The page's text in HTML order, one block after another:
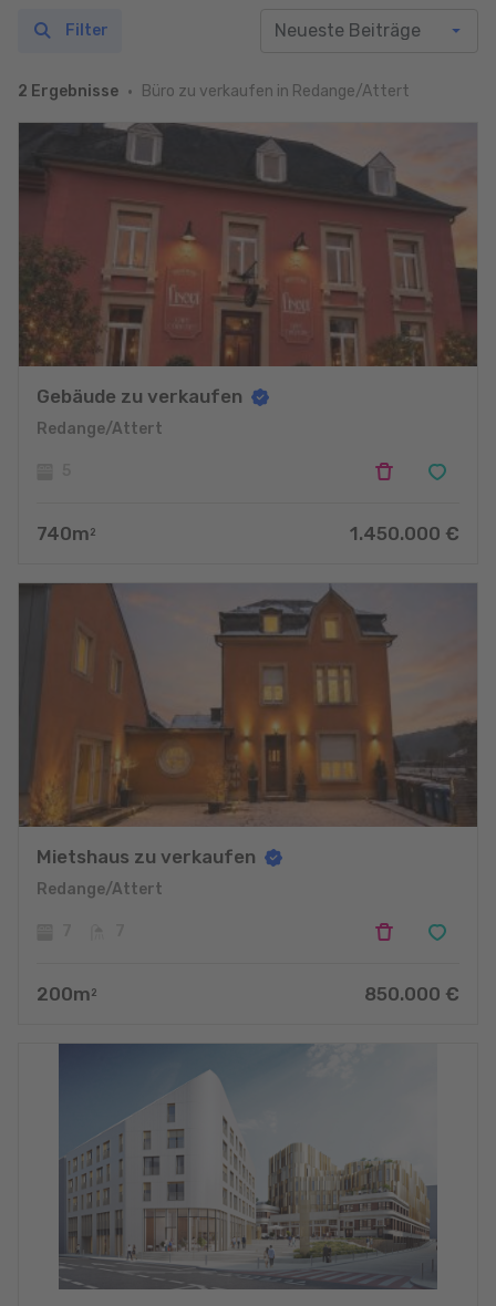
2 Ergebnisse Büro zu verkaufen in Redange/Attert
Filter
Gebäude zu verkaufen
Redange/Attert
740m 2 1.450.000 €
Mietshaus zu verkaufen
Redange/Attert
200m 2 850.000 €